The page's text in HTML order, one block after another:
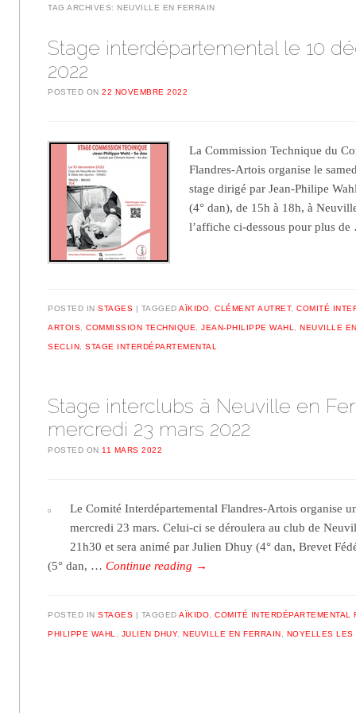
TAG ARCHIVES: NEUVILLE EN FERRAIN
Stage interdépartemental le 10
2022
POSTED ON22 NOVEMBRE 2022
La Commission Technique du
Flandres-Artois organise le
stage dirigé par Jean-Philipe
(4° dan), de 15h à 18h, à
l’affiche ci-dessous pour plus
POSTED INSTAGES TAGGEDAÏKIDO ,CLÉMENT AUTRET,COMITÉ
ARTOIS ,COMMISSION TECHNIQUE ,JEAN-PHILIPPE WAHL ,NEUVILLE
SECLIN ,STAGE INTERDÉPARTEMENTAL
Stage interclubs à Neuville en
mercredi 23 mars 2022
POSTED ON 11 MARS 2022
Le Comité Interdépartemental Flandres-Artois organise
mercredi 23 mars. Celui-ci se déroulera au club de
21h30 et sera animé par Julien Dhuy (4° dan, Brevet
(5° dan, …Continue reading →
POSTED INSTAGES TAGGEDAÏKIDO ,COMITÉ INTERDÉPARTEMENTAL
PHILIPPE WAHL JULIEN DHUY,NEUVILLE EN FERRAIN NOYELLES LES